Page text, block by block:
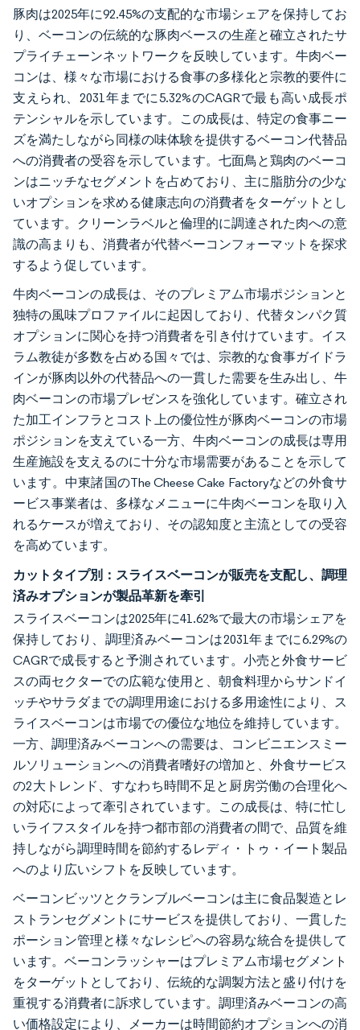
豚肉は2025年に92.45%の支配的な市場シェアを保持してお
り、ベーコンの伝統的な豚肉ベースの生産と確立されたサ
プライチェーンネットワークを反映しています。牛肉ベー
コンは、様々な市場における食事の多様化と宗教的要件に
支えられ、2031年までに5.32%のCAGRで最も高い成長ポ
テンシャルを示しています。この成長は、特定の食事ニー
ズを満たしながら同様の味体験を提供するベーコン代替品
への消費者の受容を示しています。七面鳥と鶏肉のベーコ
ンはニッチなセグメントを占めており、主に脂肪分の少な
いオプションを求める健康志向の消費者をターゲットとし
ています。クリーンラベルと倫理的に調達された肉への意
識の高まりも、消費者が代替ベーコンフォーマットを探求
するよう促しています。
牛肉ベーコンの成長は、そのプレミアム市場ポジションと
独特の風味プロファイルに起因しており、代替タンパク質
オプションに関心を持つ消費者を引き付けています。イス
ラム教徒が多数を占める国々では、宗教的な食事ガイドラ
インが豚肉以外の代替品への一貫した需要を生み出し、牛
肉ベーコンの市場プレゼンスを強化しています。確立され
た加工インフラとコスト上の優位性が豚肉ベーコンの市場
ポジションを支えている一方、牛肉ベーコンの成長は専用
生産施設を支えるのに十分な市場需要があることを示して
います。中東諸国のThe Cheese Cake Factoryなどの外食サ
ービス事業者は、多様なメニューに牛肉ベーコンを取り入
れるケースが増えており、その認知度と主流としての受容
を高めています。
カットタイプ別：スライスベーコンが販売を支配し、調理
済みオプションが製品革新を牽引
スライスベーコンは2025年に41.62%で最大の市場シェアを
保持しており、調理済みベーコンは2031年までに6.29%の
CAGRで成長すると予測されています。小売と外食サービ
スの両セクターでの広範な使用と、朝食料理からサンドイ
ッチやサラダまでの調理用途における多用途性により、ス
ライスベーコンは市場での優位な地位を維持しています。
一方、調理済みベーコンへの需要は、コンビニエンスミー
ルソリューションへの消費者嗜好の増加と、外食サービス
の2大トレンド、すなわち時間不足と厨房労働の合理化へ
の対応によって牽引されています。この成長は、特に忙し
いライフスタイルを持つ都市部の消費者の間で、品質を維
持しながら調理時間を節約するレディ・トゥ・イート製品
へのより広いシフトを反映しています。
ベーコンビッツとクランブルベーコンは主に食品製造とレ
ストランセグメントにサービスを提供しており、一貫した
ポーション管理と様々なレシピへの容易な統合を提供して
います。ベーコンラッシャーはプレミアム市場セグメント
をターゲットとしており、伝統的な調製方法と盛り付けを
重視する消費者に訴求しています。調理済みベーコンの高
い価格設定により、メーカーは時間節約オプションへの消